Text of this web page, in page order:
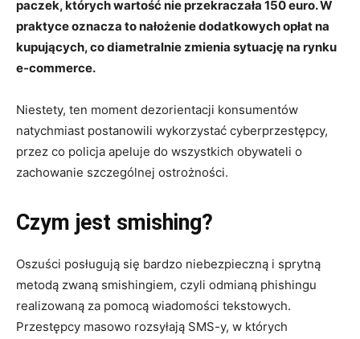
paczek, których wartość nie przekraczała 150 euro. W
praktyce oznacza to nałożenie dodatkowych opłat na
kupujących, co diametralnie zmienia sytuację na rynku
e-commerce.
Niestety, ten moment dezorientacji konsumentów
natychmiast postanowili wykorzystać cyberprzestępcy,
przez co policja apeluje do wszystkich obywateli o
zachowanie szczególnej ostrożności.
Czym jest smishing?
Oszuści posługują się bardzo niebezpieczną i sprytną
metodą zwaną smishingiem, czyli odmianą phishingu
realizowaną za pomocą wiadomości tekstowych.
Przestępcy masowo rozsyłają SMS-y, w których